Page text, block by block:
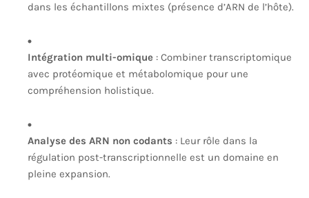
dans les échantillons mixtes (présence d’ARN de l’hôte).
Intégration multi-omique : Combiner transcriptomique
avec protéomique et métabolomique pour une
compréhension holistique.
Analyse des ARN non codants : Leur rôle dans la
régulation post-transcriptionnelle est un domaine en
pleine expansion.